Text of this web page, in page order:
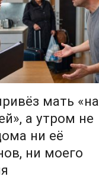
мать «на
а утром не
ни её
ни моего